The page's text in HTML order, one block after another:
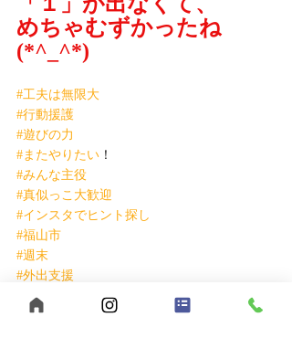
めちゃむずかったね
(*^_^*)
#工夫は無限大
#行動援護
#遊びの力
#またやりたい ！
#みんな主役
#真似っこ大歓迎
#インスタでヒント探し
#福山市
#週末
#外出支援
#ヘルパー募集
自己肯定感
行動援護
重度訪問介護